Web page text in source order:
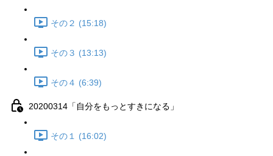
その２ (15:18)
その３ (13:13)
その４ (6:39)
20200314「自分をもっとすきになる」
その１ (16:02)